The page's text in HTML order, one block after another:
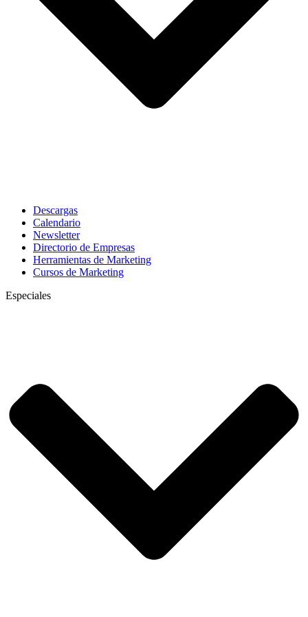
Descargas
Calendario
Newsletter
Directorio de Empresas
Herramientas de Marketing
Cursos de Marketing
Especiales